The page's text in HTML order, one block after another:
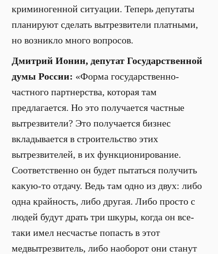
криминогенной ситуации. Теперь депутаты
планируют сделать вытрезвители платными,
но возникло много вопросов.
Дмитрий Ионин, депутат Государственной
думы России: «Форма государственно-
частного партнерства, которая там
предлагается. Но это получается частные
вытрезвители? Это получается бизнес
вкладывается в строительство этих
вытрезвителей, в их функционирование.
Соответственно он будет пытаться получить
какую-то отдачу. Ведь там одно из двух: либо
одна крайность, либо другая. Либо просто с
людей будут драть три шкуры, когда он все-
таки имел несчастье попасть в этот
медвытрезвитель, либо наоборот они станут